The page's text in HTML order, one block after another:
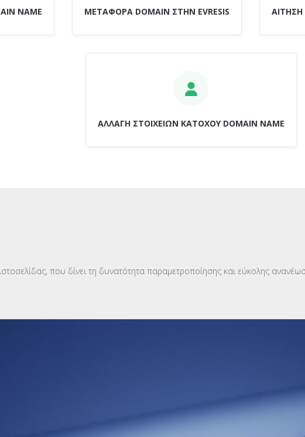
NAME ΜΕΤΑΦΟΡΑ DOMAIN ΣΤΗΝ EVRESIS
ΑΛΛΑΓΗ ΣΤΟΙΧΕΙΩΝ ΚΑΤΟΧΟΥ DOMAIN NAME
που δίνει τη δυνατότητα παραμετροποίησης και εύκολης